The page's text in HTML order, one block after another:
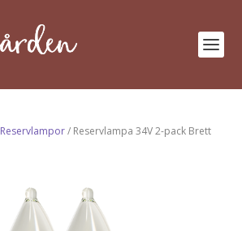
Reservlampor/ Reservlampa 34V 2-pack Brett